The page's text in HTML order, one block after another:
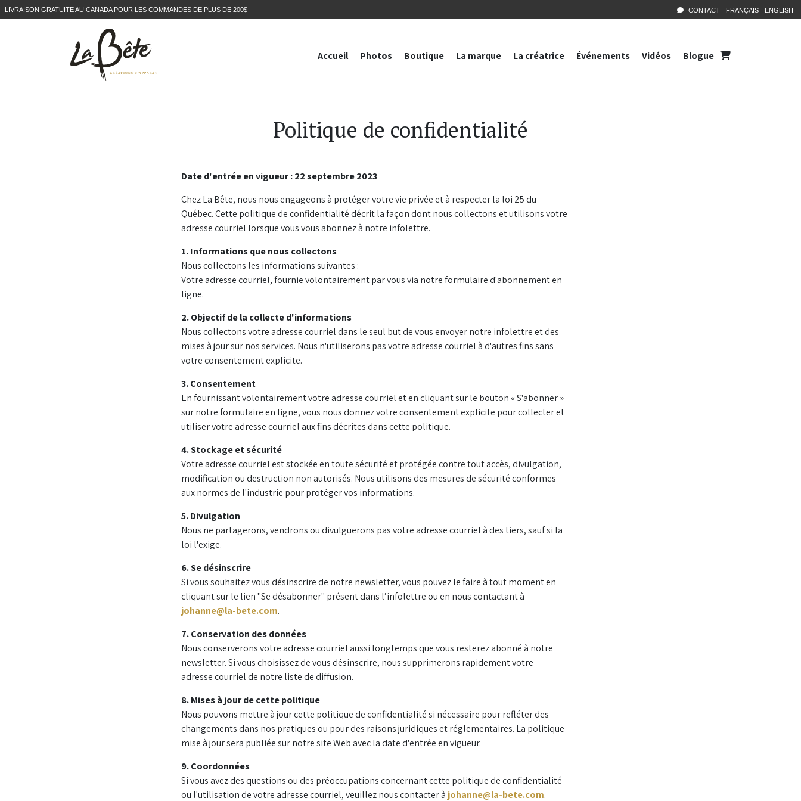
LIVRAISON GRATUITE AU CANADA POUR LES COMMANDES DE PLUS DE 200$ CONTACT FRANÇAIS ENGLISH
Accueil Photos Boutique La marque La créatrice Événements Vidéos Blogue
Politique de confidentialité
Date d'entrée en vigueur : 22 septembre 2023
Chez La Bête, nous nous engageons à protéger votre vie privée et à respecter la loi 25 du
Québec. Cette politique de confidentialité décrit la façon dont nous collectons et utilisons votre
adresse courriel lorsque vous vous abonnez à notre infolettre.
1. Informations que nous collectons
Nous collectons les informations suivantes :
Votre adresse courriel, fournie volontairement par vous via notre formulaire d'abonnement en
ligne.
2. Objectif de la collecte d'informations
Nous collectons votre adresse courriel dans le seul but de vous envoyer notre infolettre et des
mises à jour sur nos services. Nous n'utiliserons pas votre adresse courriel à d'autres fins sans
votre consentement explicite.
3. Consentement
En fournissant volontairement votre adresse courriel et en cliquant sur le bouton « S'abonner »
sur notre formulaire en ligne, vous nous donnez votre consentement explicite pour collecter et
utiliser votre adresse courriel aux fins décrites dans cette politique.
4. Stockage et sécurité
Votre adresse courriel est stockée en toute sécurité et protégée contre tout accès, divulgation,
modification ou destruction non autorisés. Nous utilisons des mesures de sécurité conformes
aux normes de l'industrie pour protéger vos informations.
5. Divulgation
Nous ne partagerons, vendrons ou divulguerons pas votre adresse courriel à des tiers, sauf si la
loi l'exige.
6. Se désinscrire
Si vous souhaitez vous désinscrire de notre newsletter, vous pouvez le faire à tout moment en
cliquant sur le lien "Se désabonner" présent dans l’infolettre ou en nous contactant à
johanne@la-bete.com.
7. Conservation des données
Nous conserverons votre adresse courriel aussi longtemps que vous resterez abonné à notre
newsletter. Si vous choisissez de vous désinscrire, nous supprimerons rapidement votre
adresse courriel de notre liste de diffusion.
8. Mises à jour de cette politique
Nous pouvons mettre à jour cette politique de confidentialité si nécessaire pour refléter des
changements dans nos pratiques ou pour des raisons juridiques et réglementaires. La politique
mise à jour sera publiée sur notre site Web avec la date d'entrée en vigueur.
9. Coordonnées
Si vous avez des questions ou des préoccupations concernant cette politique de confidentialité
ou l'utilisation de votre adresse courriel, veuillez nous contacter à johanne@la-bete.com.